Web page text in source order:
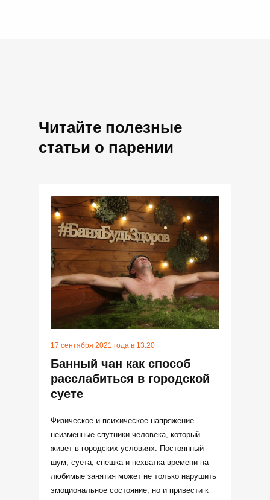
Читайте полезные
статьи о парении
17 сентября 2021 года в 13:20
Банный чан как способ
расслабиться в городской
суете
Физическое и психическое напряжение —
неизменные спутники человека, который
живет в городских условиях. Постоянный
шум, суета, спешка и нехватка времени на
любимые занятия может не только нарушить
эмоциональное состояние, но и привести к